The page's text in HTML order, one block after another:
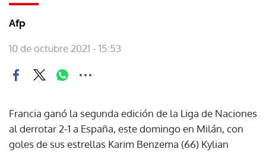
Afp
10 de octubre 2021 - 15:53
Francia ganó la segunda edición de la Liga de Naciones
al derrotar 2-1 a España, este domingo en Milán, con
goles de sus estrellas Karim Benzema (66) Kylian